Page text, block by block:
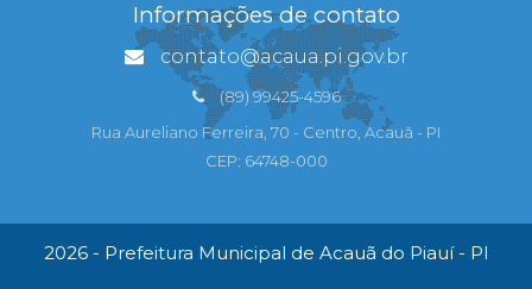
Informações de contato
contato@acaua.pi.gov.br
(89) 99425-4596
Rua Aureliano Ferreira, 70 - Centro, Acauã - PI
CEP: 64748-000
2026 - Prefeitura Municipal de Acauã do Piauí - PI